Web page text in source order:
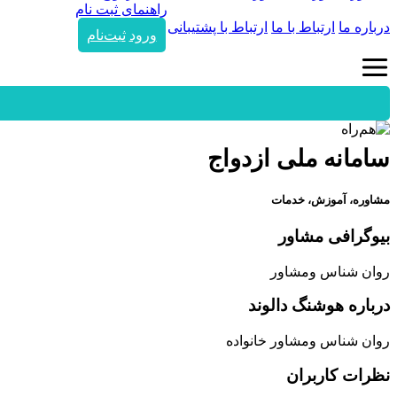
درباره ما ارتباط با ما ارتباط با پشتیبانی
راهنمای ثبت نام
ورود ثبت‌نام
سامانه ملی ازدواج
مشاوره، آموزش، خدمات
بیوگرافی مشاور
روان شناس و‌مشاور
درباره هوشنگ دالوند
روان شناس و‌مشاور خانواده
نظراتکاربران